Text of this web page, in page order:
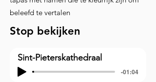
beleefd te vertalen
Stop bekijken
Sint-Pieterskathedraal
-01:04